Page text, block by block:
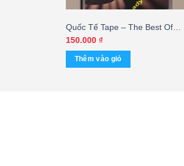
Quốc Tế Tape – The Best Of
New Wave Collection 1 – Lady In
Black (KGTC) – cái
150.000 ₫
Thêm vào giỏ